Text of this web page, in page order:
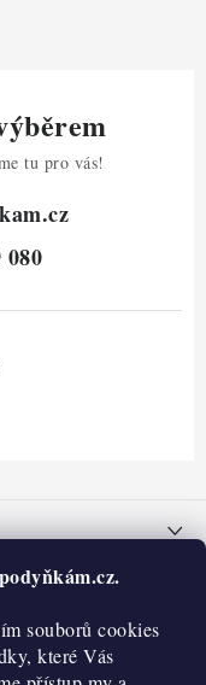
souborů cookies
které Vás
tu pro vás!
080